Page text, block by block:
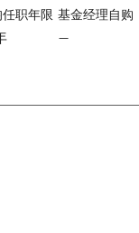
职年限 基金经理自购
—